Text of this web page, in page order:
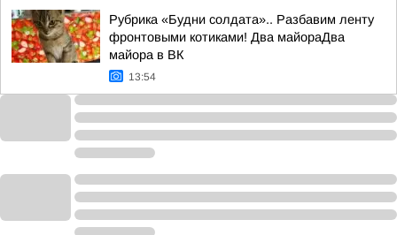
Рубрика «Будни солдата».. Разбавим ленту
фронтовыми котиками! Два майораДва
майора в ВК
13:54